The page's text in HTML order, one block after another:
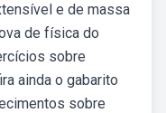
e de massa
de física do
sobre
ainda o gabarito
sobre